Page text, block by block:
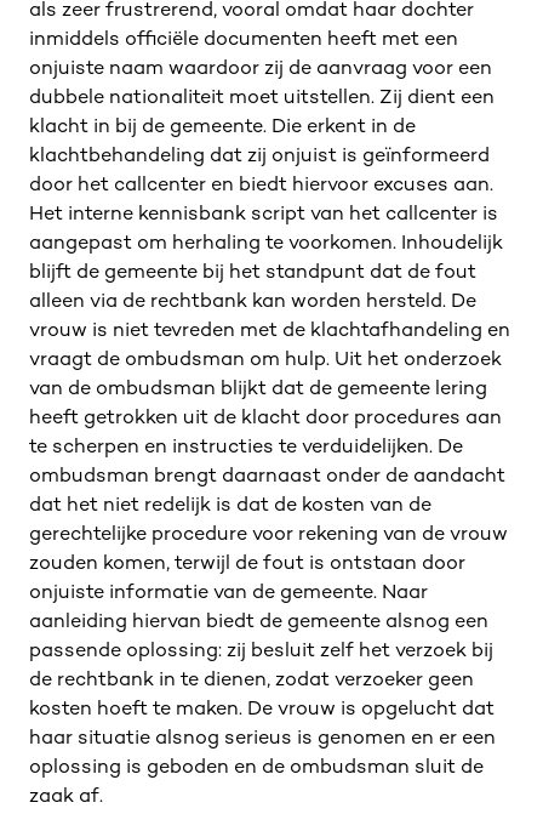
als zeer frustrerend, vooral omdat haar dochter
inmiddels officiële documenten heeft met een
onjuiste naam waardoor zij de aanvraag voor een
dubbele nationaliteit moet uitstellen. Zij dient een
klacht in bij de gemeente. Die erkent in de
klachtbehandeling dat zij onjuist is geïnformeerd
door het callcenter en biedt hiervoor excuses aan.
Het interne kennisbank script van het callcenter is
aangepast om herhaling te voorkomen. Inhoudelijk
blijft de gemeente bij het standpunt dat de fout
alleen via de rechtbank kan worden hersteld. De
vrouw is niet tevreden met de klachtafhandeling en
vraagt de ombudsman om hulp. Uit het onderzoek
van de ombudsman blijkt dat de gemeente lering
heeft getrokken uit de klacht door procedures aan
te scherpen en instructies te verduidelijken. De
ombudsman brengt daarnaast onder de aandacht
dat het niet redelijk is dat de kosten van de
gerechtelijke procedure voor rekening van de vrouw
zouden komen, terwijl de fout is ontstaan door
onjuiste informatie van de gemeente. Naar
aanleiding hiervan biedt de gemeente alsnog een
passende oplossing: zij besluit zelf het verzoek bij
de rechtbank in te dienen, zodat verzoeker geen
kosten hoeft te maken. De vrouw is opgelucht dat
haar situatie alsnog serieus is genomen en er een
oplossing is geboden en de ombudsman sluit de
zaak af.